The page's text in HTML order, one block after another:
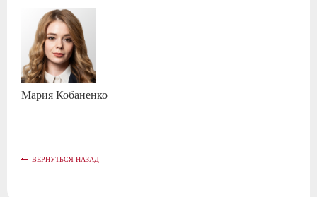
МарияКобаненко
ВЕРНУТЬСЯ НАЗАД